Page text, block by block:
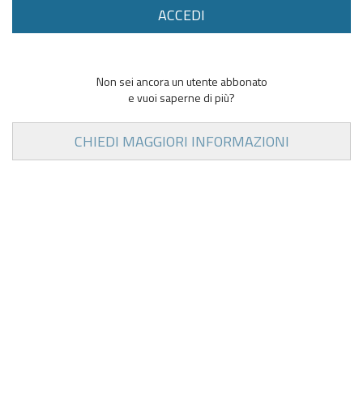
ACCEDI
Non sei ancora un utente abbonato
e vuoi saperne di più?
CHIEDI MAGGIORI INFORMAZIONI